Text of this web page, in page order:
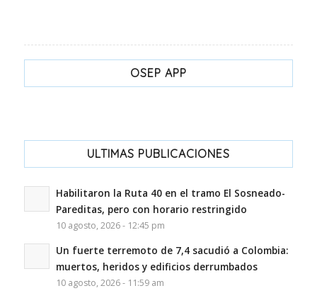
OSEP APP
ULTIMAS PUBLICACIONES
Habilitaron la Ruta 40 en el tramo El Sosneado-
Pareditas, pero con horario restringido
10 agosto, 2026 - 12:45 pm
Un fuerte terremoto de 7,4 sacudió a Colombia:
muertos, heridos y edificios derrumbados
10 agosto, 2026 - 11:59 am